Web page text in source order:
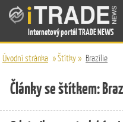
Internetový portál TRADE NEWS
Úvodní stránka »Štítky» Brazílie
Články se štítkem: